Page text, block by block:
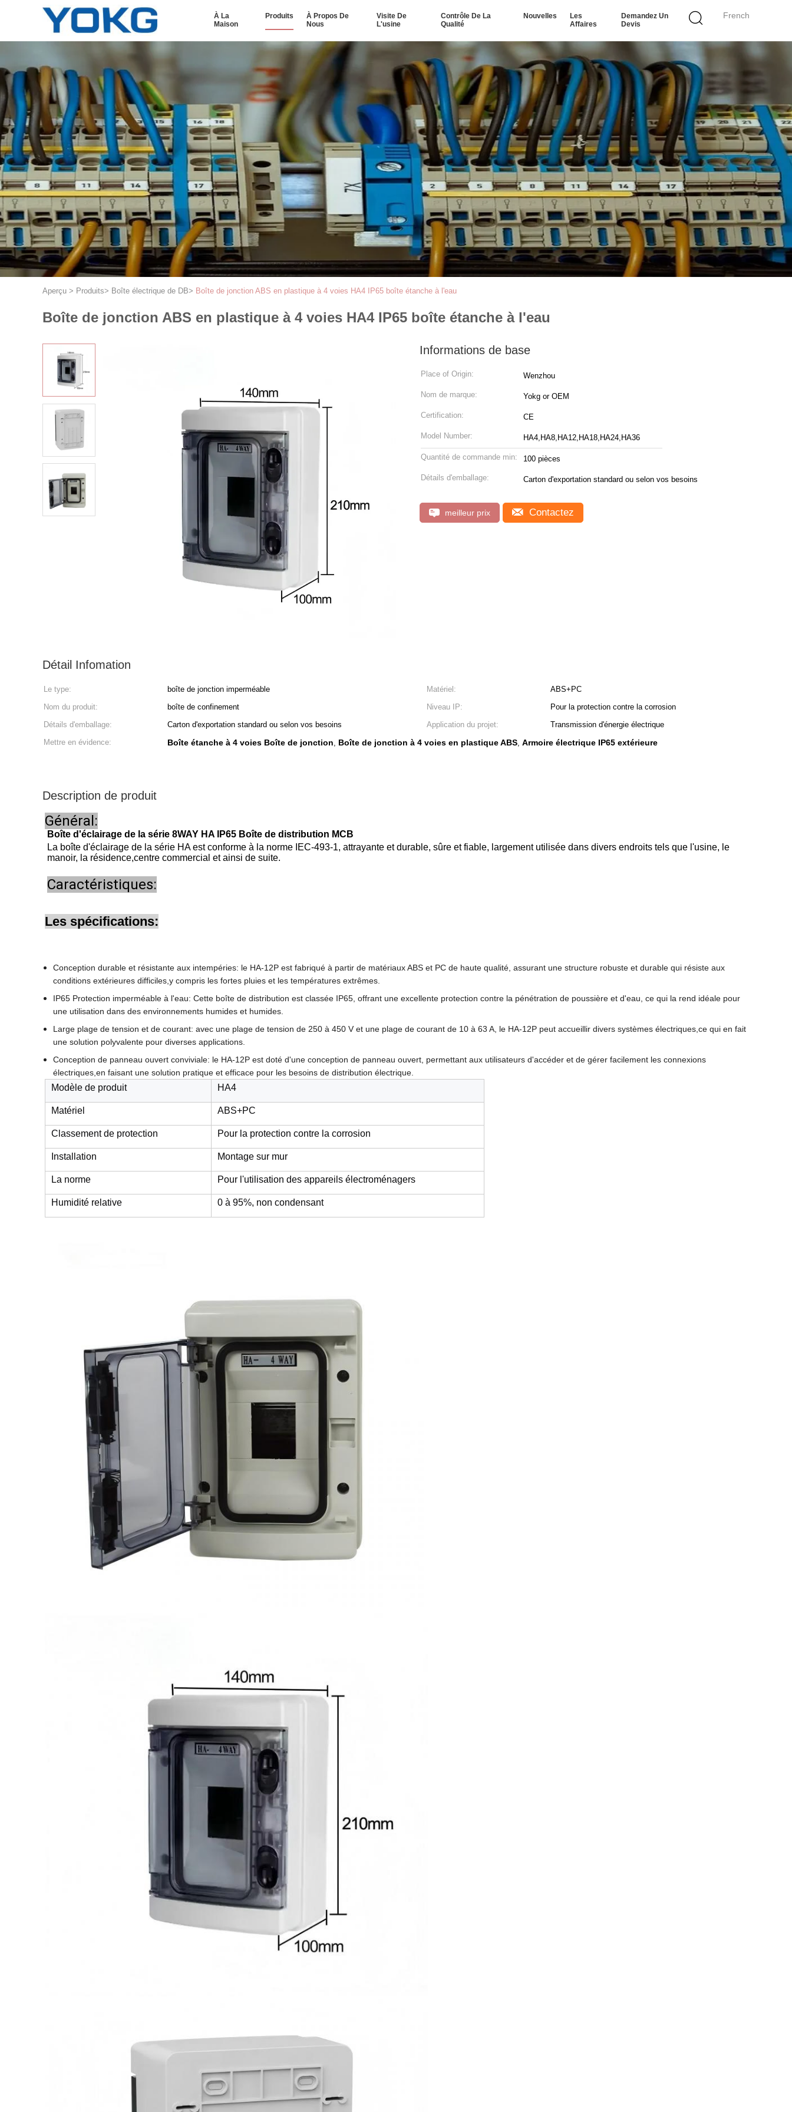
French
À La
Maison
Produits
À Propos De
Nous
Visite De
L'usine
Contrôle De La
Qualité
Nouvelles
Les
Affaires
Demandez Un
Devis
Aperçu > Produits> Boîte électrique de DB> Boîte de jonction ABS en plastique à 4 voies HA4 IP65 boîte étanche à l'eau
Boîte de jonction ABS en plastique à 4 voies HA4 IP65 boîte étanche à l'eau
Informations de base
Place of Origin: Wenzhou
Nom de marque: Yokg or OEM
Certification: CE
Model Number: HA4,HA8,HA12,HA18,HA24,HA36
Quantité de commande min: 100 pièces
Détails d'emballage: Carton d'exportation standard ou selon vos besoins
meilleur prix Contactez
Détail Infomation
Le type: boîte de jonction imperméable Matériel:
ABS+PC
Nom du produit:
boîte de confinement Niveau IP:
Pour la protection contre la corrosion
Détails d'emballage:
Carton d'exportation standard ou selon vos besoins Application du projet:
Transmission d'énergie électrique
Mettre en évidence:
Boîte étanche à 4 voies Boîte de jonction, Boîte de jonction à 4 voies en plastique ABS, Armoire électrique IP65 extérieure
Description de produit
Général:
Boîte d'éclairage de la série 8WAY HA IP65 Boîte de distribution MCB
La boîte d'éclairage de la série HA est conforme à la norme IEC-493-1, attrayante et durable, sûre et fiable, largement utilisée dans divers endroits tels que l'usine, le
manoir, la résidence,centre commercial et ainsi de suite.
Caractéristiques:
Les spécifications:
Conception durable et résistante aux intempéries: le HA-12P est fabriqué à partir de matériaux ABS et PC de haute qualité, assurant une structure robuste et durable qui résiste aux
conditions extérieures difficiles,y compris les fortes pluies et les températures extrêmes.
IP65 Protection imperméable à l'eau: Cette boîte de distribution est classée IP65, offrant une excellente protection contre la pénétration de poussière et d'eau, ce qui la rend idéale pour
une utilisation dans des environnements humides et humides.
Large plage de tension et de courant: avec une plage de tension de 250 à 450 V et une plage de courant de 10 à 63 A, le HA-12P peut accueillir divers systèmes électriques,ce qui en fait
une solution polyvalente pour diverses applications.
Conception de panneau ouvert conviviale: le HA-12P est doté d'une conception de panneau ouvert, permettant aux utilisateurs d'accéder et de gérer facilement les connexions
électriques,en faisant une solution pratique et efficace pour les besoins de distribution électrique.
Modèle de produit HA4
Matériel ABS+PC
Classement de protection Pour la protection contre la corrosion
Installation Montage sur mur
La norme Pour l'utilisation des appareils électroménagers
Humidité relative 0 à 95%, non condensant